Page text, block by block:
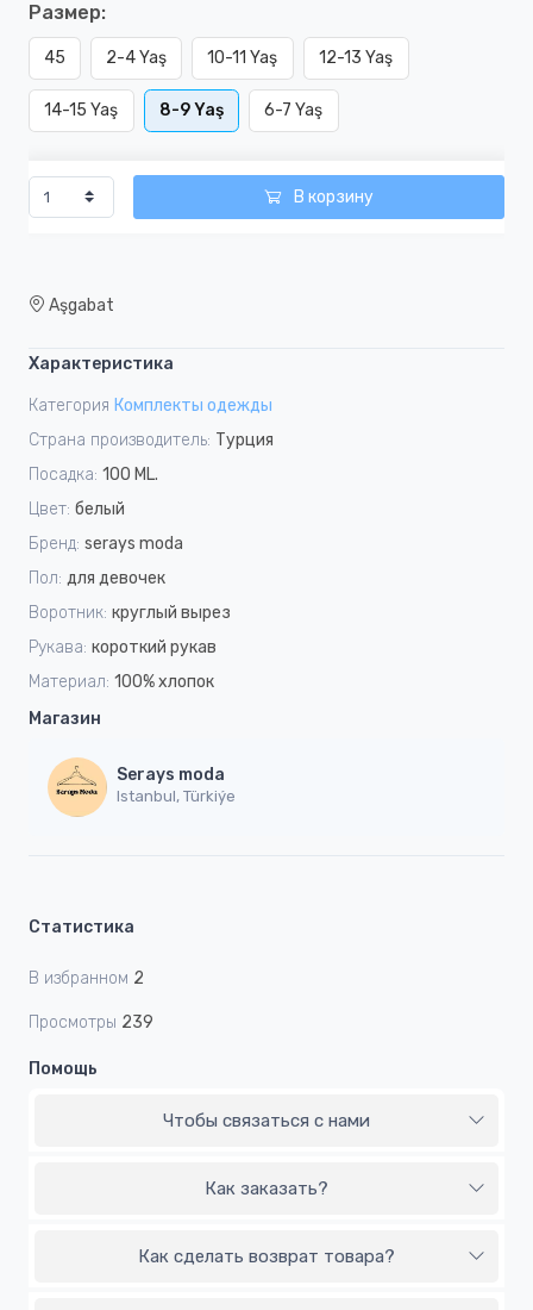
Размер:
45 2-4 Yaş 10-11 Yaş 12-13 Yaş
14-15 Yaş 8-9 Yaş 6-7 Yaş
В корзину
Aşgabat
Характеристика
Категория Комплекты одежды
Страна производитель: Турция
Посадка: 100 ML.
Цвет: белый
Бренд: serays moda
Пол: для девочек
Воротник: круглый вырез
Рукава: короткий рукав
Материал: 100% хлопок
Магазин
Serays moda
Istanbul, Türkiýe
Статистика
В избранном 2
Просмотры 239
Помощь
Чтобы связаться с нами
Как заказать?
Как сделать возврат товара?